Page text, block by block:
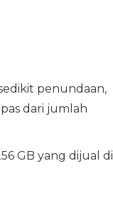
penundaan,
dari jumlah
GB yang dijual di